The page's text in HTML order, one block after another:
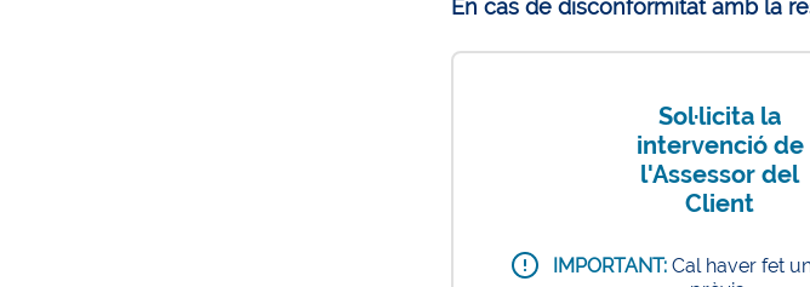
En cas de disconformitat amb la
Sol·licita la
intervenció de
l'Assessor del
Client
IMPORTANT: Cal haver fet